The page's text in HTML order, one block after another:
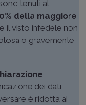
tenuti al
della maggiore
il visto infedele non
o gravemente
dei dati
è ridotta ai